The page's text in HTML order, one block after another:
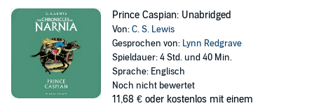
Prince Caspian: Unabridged
Von:C. S. Lewis
Gesprochen von: Lynn Redgrave
Spieldauer: 4 Std. und 40 Min.
Sprache: Englisch
Noch nicht bewertet
11,68 € oder kostenlos mit einem